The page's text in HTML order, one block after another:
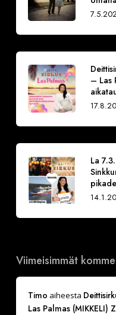
– Las
La
Viimeisimmät
Timo aiheesta
Las Palmas (MIKKELI)